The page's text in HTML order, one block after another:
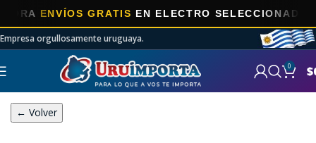
ENVÍOS GRATISEN ELECTRO SELECCIONADOS!
Empresa orgullosamente uruguaya.
0 $
← Volver